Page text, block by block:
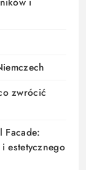
zwrócić
Facade:
estetycznego